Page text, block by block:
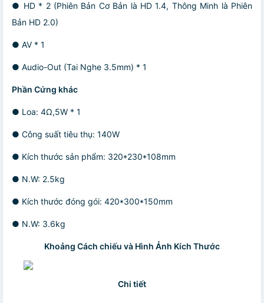
● HD * 2 (Phiên Bản Cơ Bản là HD 1.4, Thông Minh là Phiên
Bản HD 2.0)
● AV * 1
● Audio-Out (Tai Nghe 3.5mm) * 1
Phần Cứng khác
● Loa: 4Ω,5W * 1
● Công suất tiêu thụ: 140W
● Kích thước sản phẩm: 320*230*108mm
● N.W: 2.5kg
● Kích thước đóng gói: 420*300*150mm
● N.W: 3.6kg
Khoảng Cách chiếu và Hình Ảnh Kích Thước
Chi tiết